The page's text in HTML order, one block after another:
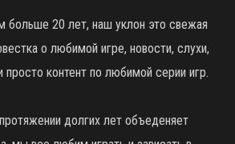
больше 20 лет, наш уклон это свежая
о любимой игре, новости, слухи,
просто контент по любимой серии игр.
долгих лет объеденяет